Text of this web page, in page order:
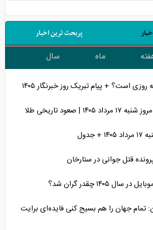
پربحث ترین اخبار
ماه سال
| صعود تاریخی طلا
۱۴۰۵ چقدر گران شد؟
تمام جهان را هم بسیج کنی فایده‌ای برایت